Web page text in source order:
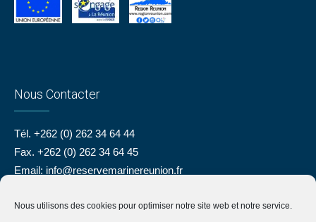
Nous utilisons des cookies pour optimiser notre site web et notre service.
Nous Contacter
Tél. +262 (0) 262 34 64 44
Fax. +262 (0) 262 34 64 45
Email: info@reservemarinereunion.fr